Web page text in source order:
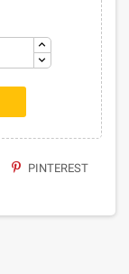
PINTEREST